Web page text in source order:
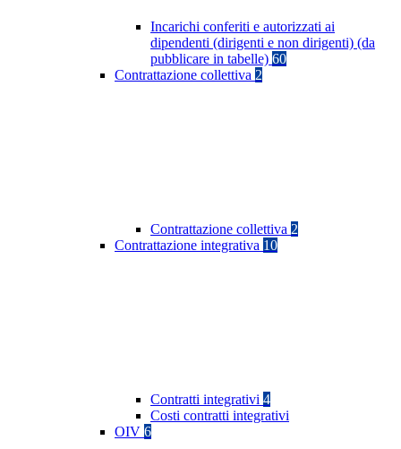
Incarichi conferiti e autorizzati ai
dipendenti (dirigenti e non dirigenti) (da
pubblicare in tabelle) 60
Contrattazione collettiva 2
Contrattazione collettiva 2
Contrattazione integrativa 10
Contratti integrativi 4
Costi contratti integrativi
OIV 6